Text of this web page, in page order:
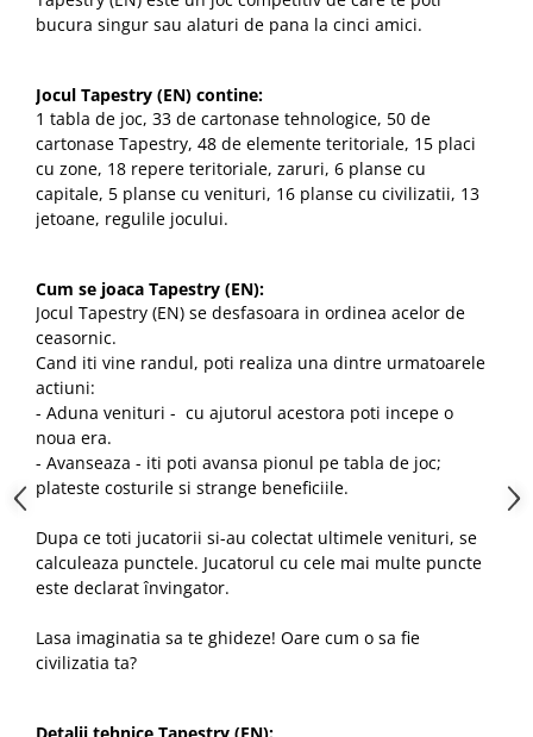
bucura singur sau alaturi de pana la cinci amici.
Jocul Tapestry (EN) contine:
1 tabla de joc, 33 de cartonase tehnologice, 50 de
cartonase Tapestry, 48 de elemente teritoriale, 15 placi
cu zone, 18 repere teritoriale, zaruri, 6 planse cu
capitale, 5 planse cu venituri, 16 planse cu civilizatii, 13
jetoane, regulile jocului.
Cum se joaca Tapestry (EN):
Jocul Tapestry (EN) se desfasoara in ordinea acelor de
ceasornic.
Cand iti vine randul, poti realiza una dintre urmatoarele
actiuni:
- Aduna venituri - cu ajutorul acestora poti incepe o
noua era.
- Avanseaza - iti poti avansa pionul pe tabla de joc;
plateste costurile si strange beneficiile.
Dupa ce toti jucatorii si-au colectat ultimele venituri, se
calculeaza punctele. Jucatorul cu cele mai multe puncte
este declarat învingator.
Lasa imaginatia sa te ghideze! Oare cum o sa fie
civilizatia ta?